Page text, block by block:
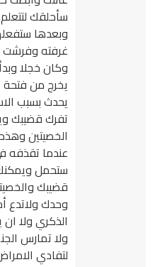
سأحلقك
وبعدها
غرفته وفرشت
وكان خجلا
يخرج من
يحدث بسبب
تفرك قضيبك
الخصيتين
عندما تقذفه
ستحمل
قضيبك
وحدك
الذكري ولا
ولا تمارس
لتفادي